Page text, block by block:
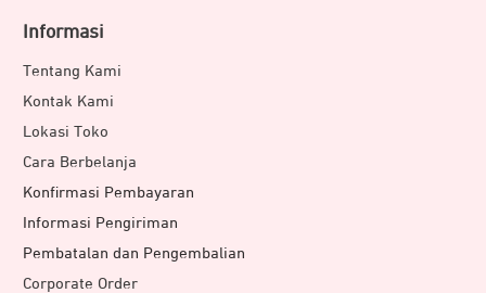
Informasi
Tentang Kami
Kontak Kami
Lokasi Toko
Cara Berbelanja
Konfirmasi Pembayaran
Informasi Pengiriman
Pembatalan dan Pengembalian
Corporate Order